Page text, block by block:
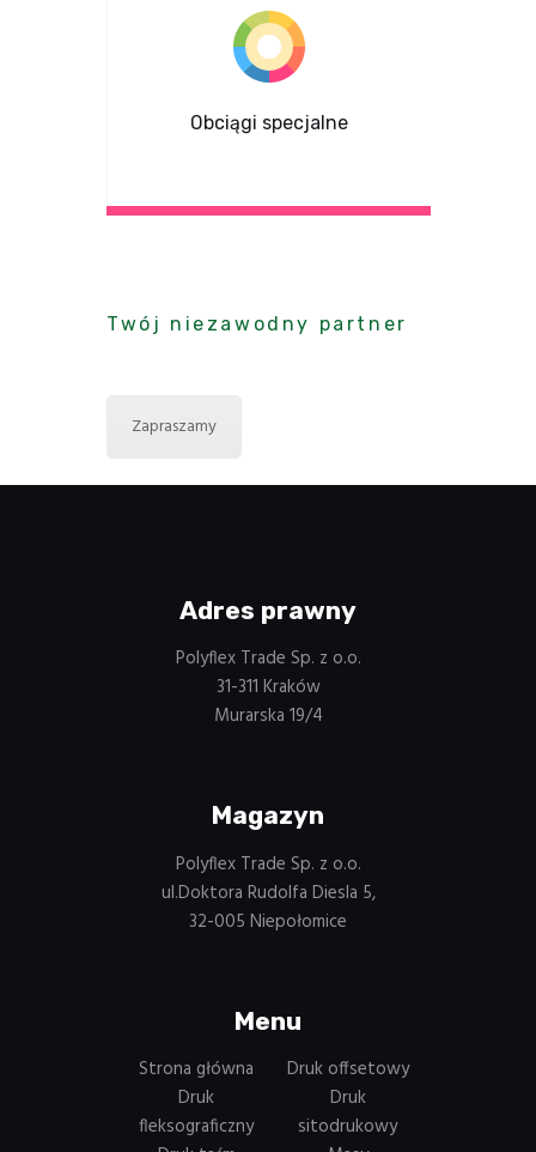
Obciągi specjalne
Twój niezawodny partner
Zapraszamy
Adres prawny
Polyflex Trade Sp. z o.o.
31-311 Kraków
Murarska 19/4
Magazyn
Polyflex Trade Sp. z o.o.
ul.Doktora Rudolfa Diesla 5,
32-005 Niepołomice
Menu
Strona główna
Druk offsetowy
Druk
fleksograficzny
Druk
sitodrukowy